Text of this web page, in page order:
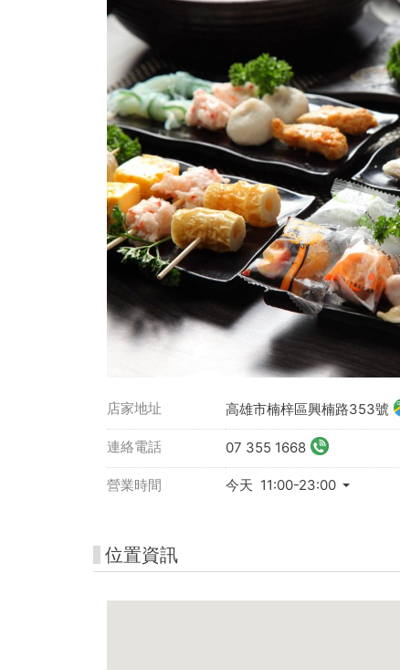
店家地址 高雄市楠梓區興楠路353號
連絡電話 07 355 1668
營業時間 今天 11:00-23:00
位置資訊